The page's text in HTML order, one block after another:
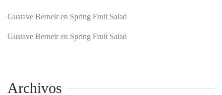
Gustave Berneiren Spring Fruit Salad
Gustave Berneiren Spring Fruit Salad
Archivos